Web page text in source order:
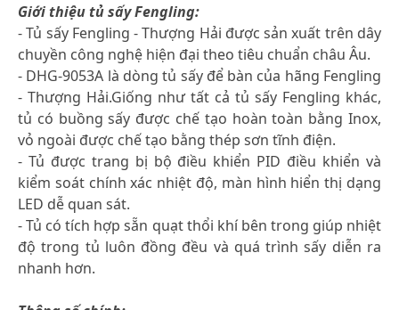
Giới thiệu tủ sấy Fengling:
- Tủ sấy Fengling - Thượng Hải được sản xuất trên dây
chuyền công nghệ hiện đại theo tiêu chuẩn châu Âu.
- DHG-9053A là dòng tủ sấy để bàn của hãng Fengling
- Thượng Hải.Giống như tất cả tủ sấy Fengling khác,
tủ có buồng sấy được chế tạo hoàn toàn bằng Inox,
vỏ ngoài được chế tạo bằng thép sơn tĩnh điện.
- Tủ được trang bị bộ điều khiển PID điều khiển và
kiểm soát chính xác nhiệt độ, màn hình hiển thị dạng
LED dễ quan sát.
- Tủ có tích hợp sẵn quạt thổi khí bên trong giúp nhiệt
độ trong tủ luôn đồng đều và quá trình sấy diễn ra
nhanh hơn.